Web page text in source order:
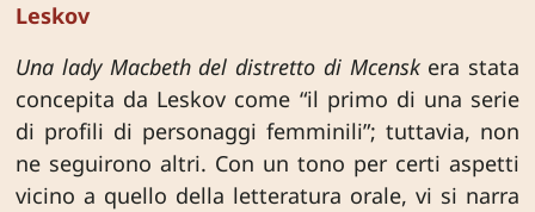
Leskov
Una lady Macbeth del distretto di Mcenskera stata
concepita da Leskov come “il primo di una serie
di profili di personaggi femminili”; tuttavia, non
ne seguirono altri. Con un tono per certi aspetti
vicino a quello della letteratura orale, vi si narra